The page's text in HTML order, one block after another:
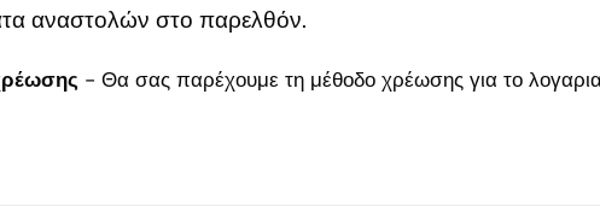
αναστολών στο παρελθόν.
- Θα σας παρέχουμε τη μέθοδο χρέωσης για το